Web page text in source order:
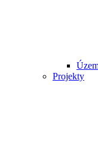
Projekty